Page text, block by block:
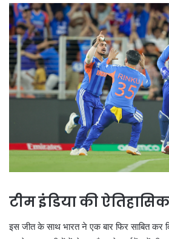
टीम इंडिया की
इस जीत के साथ भारत ने एक बार फिर साबित कर